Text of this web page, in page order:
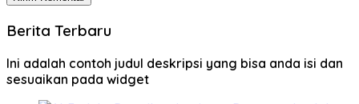
Berita Terbaru
Ini adalah contoh judul deskripsi yang bisa anda isi dan
sesuaikan pada widget